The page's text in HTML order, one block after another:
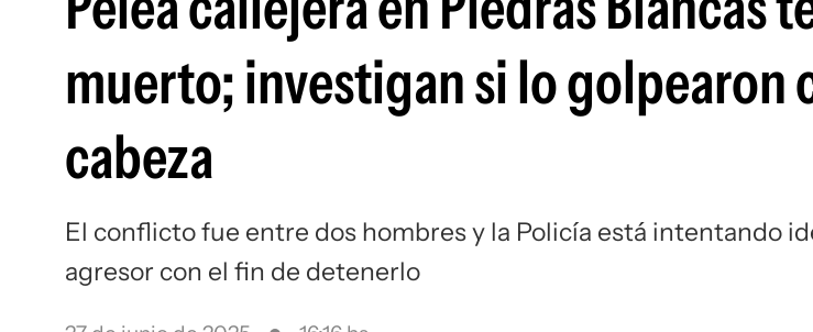
muerto; investigan si lo golpearon
cabeza
El conflicto fue entre dos hombres y la Policía está intentando
agresor con el fin de detenerlo